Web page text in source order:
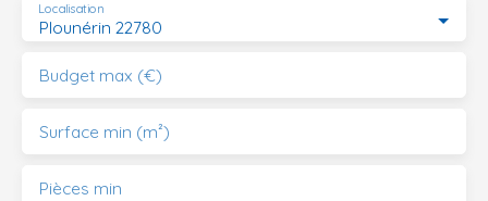
Plounérin 22780
Localisation
Budget max (€)
Surface min (m²)
Pièces min